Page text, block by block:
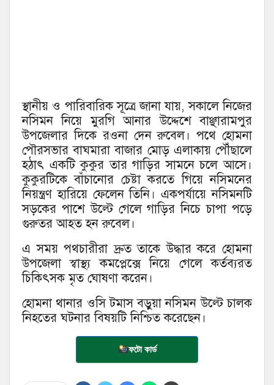
স্থানীয় ও পারিবারিক সূত্রে জানা যায়, সকালে নিজের
নসিমন নিয়ে মুরগি আনার উদ্দেশে বাঞ্ছারামপুর
উপজেলার দিকে রওনা দেন রুবেল। পথে হোমনা
পৌরসভার বাঘমারা বাজার মোড় এলাকায় পৌঁছালে
হঠাৎ একটি কুকুর তার গাড়ির সামনে চলে আসে।
কুকুরটিকে বাঁচানোর চেষ্টা করতে গিয়ে নসিমনের
নিয়ন্ত্রণ হারিয়ে ফেলেন তিনি। একপর্যায়ে নসিমনটি
সড়কের পাশে উল্টে গেলে গাড়ির নিচে চাপা পড়ে
গুরুতর আহত হন রুবেল।
এ সময় পথচারীরা দ্রুত তাকে উদ্ধার করে হোমনা
উপজেলা স্বাস্থ্য কমপ্লেক্সে নিয়ে গেলে কর্তব্যরত
চিকিৎসক মৃত ঘোষণা করেন।
হোমনা থানার ওসি টমাস বড়ুয়া নসিমন উল্টে চালক
নিহতের ঘটনার বিষয়টি নিশ্চিত করেছেন।
ফটো কার্ড